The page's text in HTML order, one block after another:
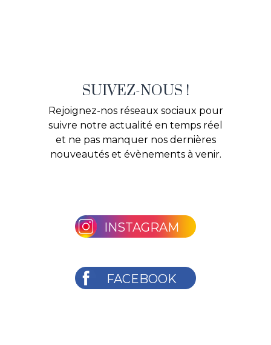
SUIVEZ-NOUS !
Rejoignez-nos réseaux sociaux pour
suivre notre actualité en temps réel
et ne pas manquer nos dernières
nouveautés et évènements à venir.
INSTAGRAM
FACEBOOK